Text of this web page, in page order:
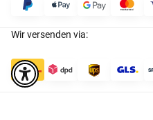
Wir versenden via: